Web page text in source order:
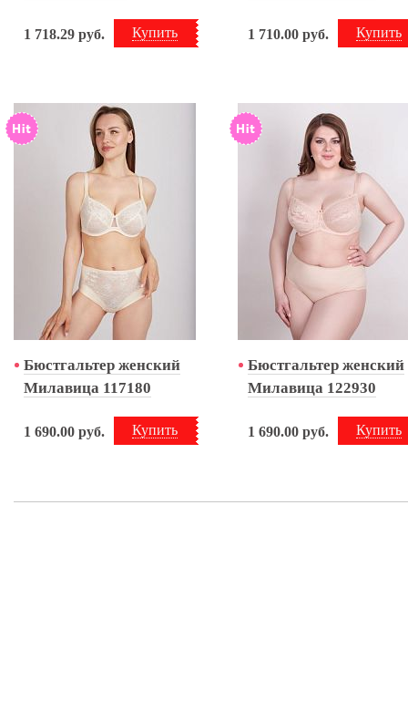
Купить
1 718.29 руб. Купить
1 710.00 руб.
Бюстгальтер женский
Милавица 117180
Купить
1 690.00 руб.
Бюстгальтер женский
Милавица 122930
Купить
1 690.00 руб.